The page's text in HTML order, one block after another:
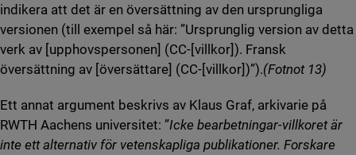
indikera att det är en översättning av den ursprungliga
versionen (till exempel så här: ”Ursprunglig version av detta
verk av [upphovspersonen] (CC-[villkor]). Fransk
översättning av [översättare] (CC-[villkor])”).(Fotnot 13)
Ett annat argument beskrivs av Klaus Graf, arkivarie på
RWTH Aachens universitet: ”Icke bearbetningar-villkoret är
inte ett alternativ för vetenskapliga publikationer. Forskare